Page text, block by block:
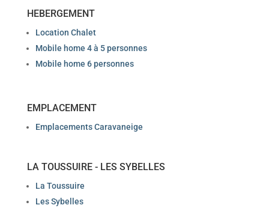
HEBERGEMENT
Location Chalet
Mobile home 4 à 5 personnes
Mobile home 6 personnes
EMPLACEMENT
Emplacements Caravaneige
LA TOUSSUIRE - LES SYBELLES
La Toussuire
Les Sybelles